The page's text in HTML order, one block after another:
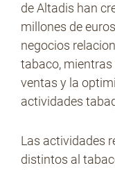
de Altadis han
millones de
negocios
tabaco,
ventas y la
actividades
Las actividades
distintos al